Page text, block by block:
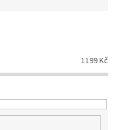
1199Kč